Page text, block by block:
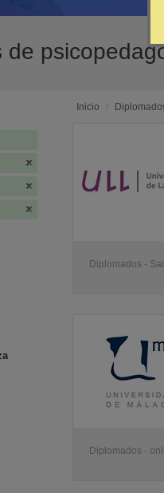
de
Inicio /
Diplomados -
Diplomados -